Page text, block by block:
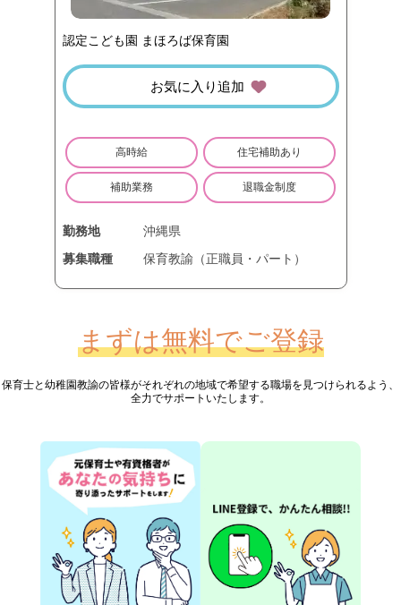
認定こども園 まほろば保育園
お気に入り追加
高時給 住宅補助あり
補助業務 退職金制度
勤務地
沖縄県
募集職種
保育教諭（正職員・パート）
まずは無料でご登録
保育士と幼稚園教諭の皆様がそれぞれの地域で希望する職場を見つけられるよう、
全力でサポートいたします。